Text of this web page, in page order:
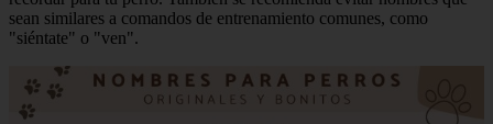
sean similares a comandos de entrenamiento comunes, como
"siéntate" o "ven".